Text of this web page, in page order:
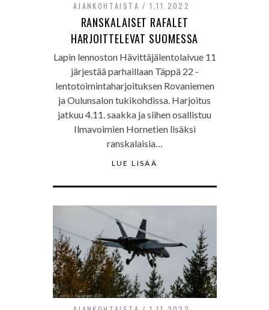
AJANKOHTAISTA 1.11.2022
RANSKALAISET RAFALET
HARJOITTELEVAT SUOMESSA
Lapin lennoston Hävittäjälentolaivue 11
järjestää parhaillaan Täppä 22 -
lentotoimintaharjoituksen Rovaniemen
ja Oulunsalon tukikohdissa. Harjoitus
jatkuu 4.11. saakka ja siihen osallistuu
Ilmavoimien Hornetien lisäksi
ranskalaisia…
LUE LISÄÄ